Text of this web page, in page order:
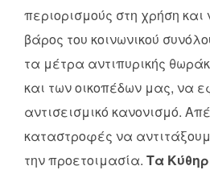
περιορισμούς στη χρήση
βάρος του κοινωνικού
τα μέτρα αντιπυρικής
και των οικοπέδων μας, να
αντισεισμικό κανονισμό.
καταστροφές να
την προετοιμασία. Τα